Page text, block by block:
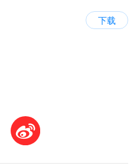
下载